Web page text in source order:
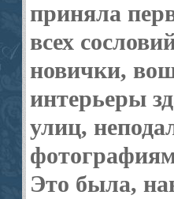
приняла
всех
новички,
интерьеры
улиц,
Это была,